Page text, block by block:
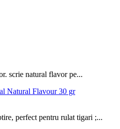
scrie natural flavor pe...
Natural Flavour 30 gr
perfect pentru rulat tigari ;...